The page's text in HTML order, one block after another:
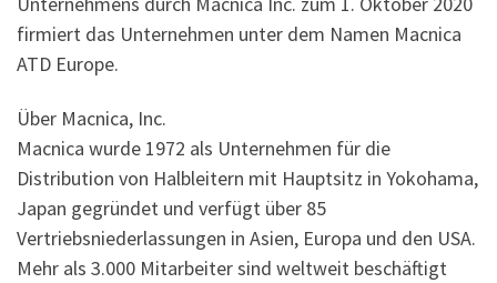
firmiert das Unternehmen unter dem Namen Macnica
ATD Europe.
Über Macnica, Inc.
Macnica wurde 1972 als Unternehmen für die
Distribution von Halbleitern mit Hauptsitz in Yokohama,
Japan gegründet und verfügt über 85
Vertriebsniederlassungen in Asien, Europa und den USA.
Mehr als 3.000 Mitarbeiter sind weltweit beschäftigt